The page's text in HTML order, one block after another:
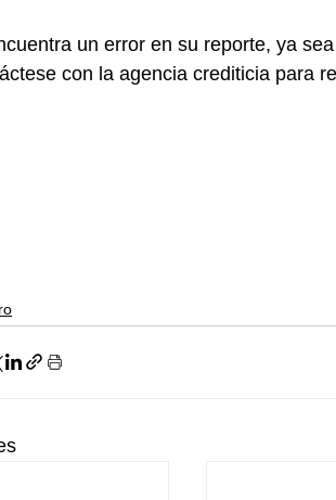
un error en su reporte, ya
con la agencia crediticia para